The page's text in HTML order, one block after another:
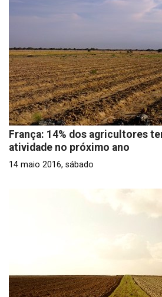
França: 14% dos agricultores
atividade no próximo ano
14 maio 2016, sábado